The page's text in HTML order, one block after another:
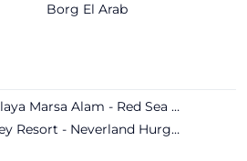
Borg El Arab
Steigenberger Resort Alaya Marsa Alam - Red Sea - Adults only
Pickalbatros Water Valley Resort - Neverland Hurghada